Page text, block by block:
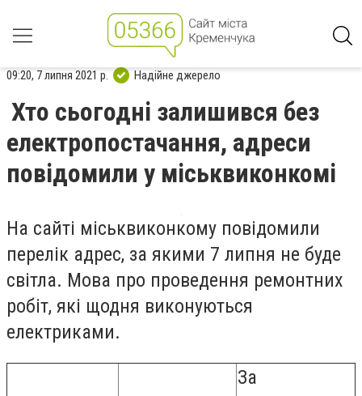
09:20, 7 липня 2021 р. Надійне джерело
Хто сьогодні залишився без
електропостачання, адреси
повідомили у міськвиконкомі
На сайті міськвиконкому повідомили
перелік адрес, за якими 7 липня не буде
світла. Мова про проведення ремонтних
робіт, які щодня виконуються
електриками.
За